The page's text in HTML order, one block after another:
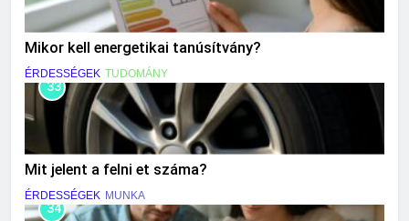
Mikor kell energetikai tanúsítvány?
ÉRDESSÉGEK TUDOMÁNY
33
Mit jelent a felni et száma?
ÉRDESSÉGEK MUNKA
34